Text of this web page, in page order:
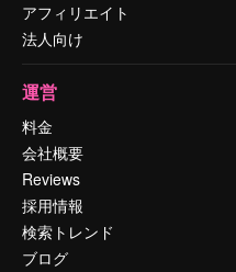
アフィリエイト
法人向け
運営
料金
会社概要
Reviews
採用情報
検索トレンド
ブログ